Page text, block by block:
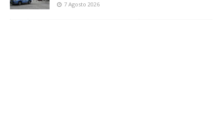
7 Agosto 2026